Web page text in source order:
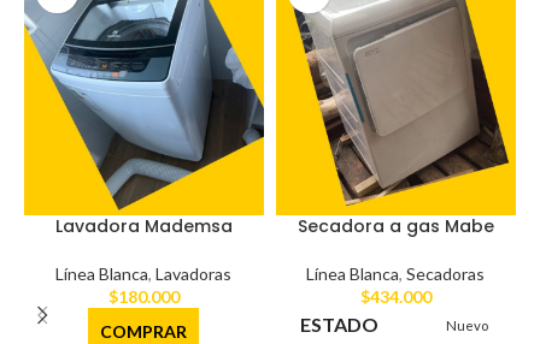
Lavadora Mademsa
Línea Blanca,Lavadoras
$180.000
COMPRAR
Secadora a gas Mabe
Línea Blanca,Secadoras
$434.000
ESTADO Nuevo